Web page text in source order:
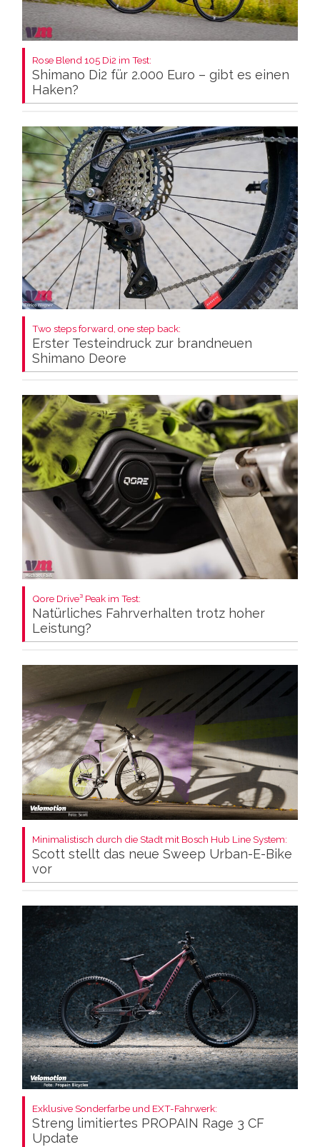
Rose Blend 105 Di2 im Test:
Shimano Di2 für 2.000 Euro – gibt es einen
Haken?
Two steps forward, one step back:
Erster Testeindruck zur brandneuen
Shimano Deore
Qore Drive³ Peak im Test:
Natürliches Fahrverhalten trotz hoher
Leistung?
Minimalistisch durch die Stadt mit Bosch Hub Line System:
Scott stellt das neue Sweep Urban-E-Bike
vor
Exklusive Sonderfarbe und EXT-Fahrwerk:
Streng limitiertes PROPAIN Rage 3 CF
Update